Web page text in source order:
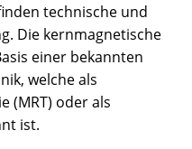
technische und
Die kernmagnetische
einer bekannten
welche als
(MRT) oder als
ist.